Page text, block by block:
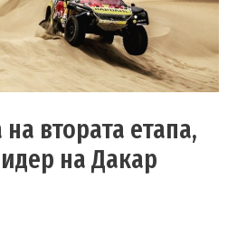
втората етапа,
на Дакар